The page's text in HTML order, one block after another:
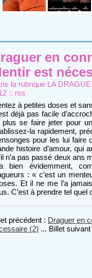
en
est
la rubrique LA
:: rss
à petites doses et
déjà pas facile
plus se faire jeter pour
la rapidement,
pour les lui faire
histoire d’amour, qui
n’a pas passé deux ans
bien évidemment,
: « c’est un
Et il ne me l’a
C’est à prendre tel
précédent : Draguer en
(2) ... Billet